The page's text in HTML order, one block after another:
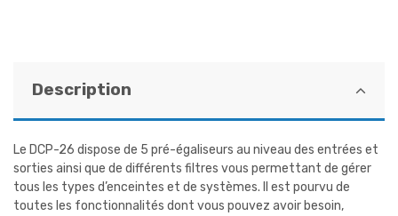
Description
Le DCP-26 dispose de 5 pré-égaliseurs au niveau des entrées et
sorties ainsi que de différents filtres vous permettant de gérer
tous les types d’enceintes et de systèmes. Il est pourvu de
toutes les fonctionnalités dont vous pouvez avoir besoin,